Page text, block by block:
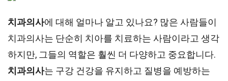
치과의사에 대해 얼마나 알고 있나요? 많은 사람들이
치과의사는 단순히 치아를 치료하는 사람이라고 생각
하지만, 그들의 역할은 훨씬 더 다양하고 중요합니다.
치과의사는 구강 건강을 유지하고 질병을 예방하는